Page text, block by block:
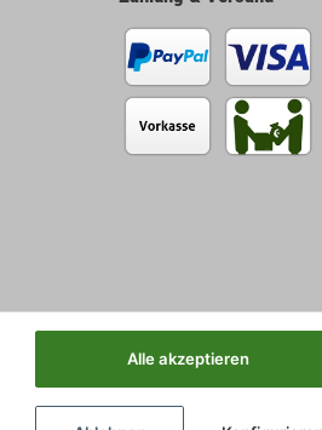
Alle akzeptieren